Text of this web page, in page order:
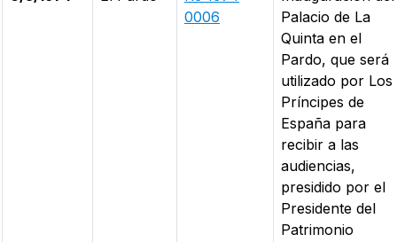
0006
Palacio de La
Quinta en el
Pardo, que será
utilizado por Los
Príncipes de
España para
recibir a las
audiencias,
presidido por el
Presidente del
Patrimonio